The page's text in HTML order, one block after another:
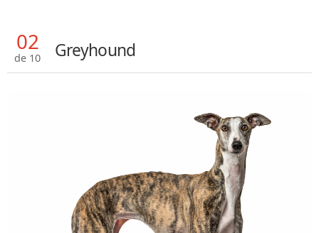
02
de 10 Greyhound